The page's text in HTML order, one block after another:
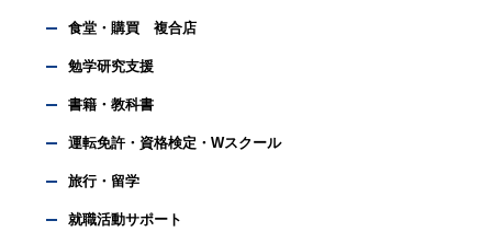
食堂・購買 複合店
勉学研究支援
書籍・教科書
運転免許・資格検定・Wスクール
旅行・留学
就職活動サポート